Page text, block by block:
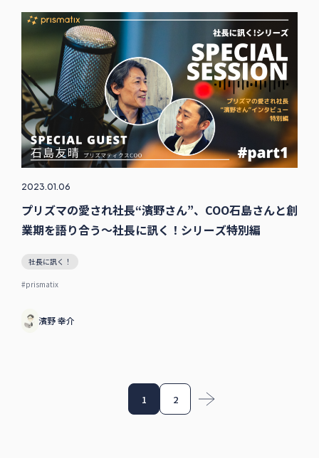
2023.01.06
プリズマの愛され社長“濱野さん”、COO石島さんと創
業期を語り合う〜社長に訊く！シリーズ特別編
社長に訊く！
#prismatix
濱野 幸介
1 2 ›